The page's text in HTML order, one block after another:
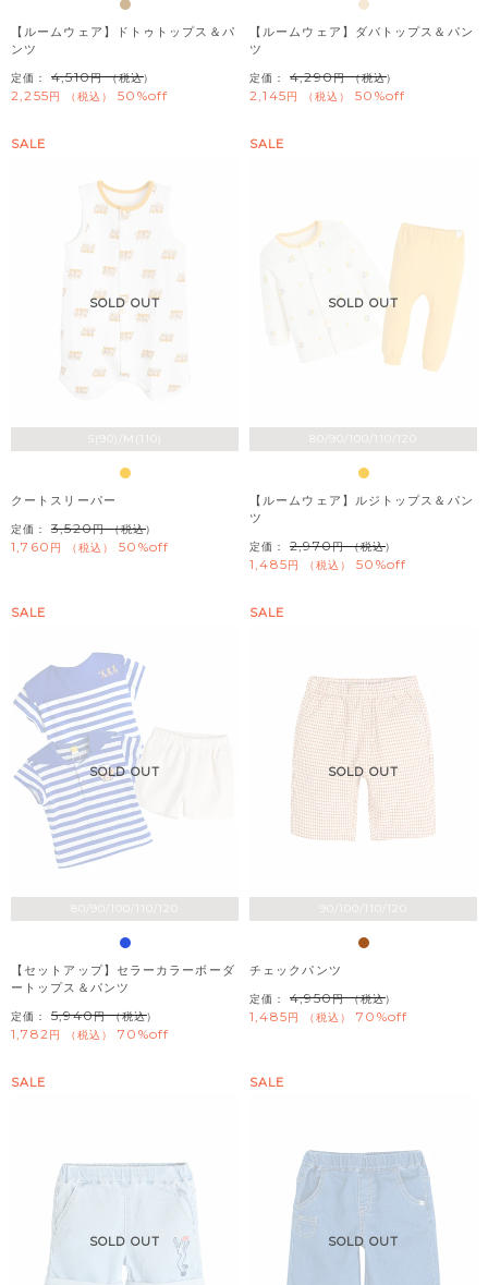
【ルームウェア】ドトゥトップス＆パ
ンツ
定価： 4,510 （税込）
2,255 税込 50%off
【ルームウェア】ダバトップス＆パン
ツ
定価： 4,290 （税込）
2,145 税込 50%off
S(90)/M(110)
SOLD OUT
SALE
クートスリーパー
定価： 3,520 （税込）
1,760 税込 50%off
80/90/100/110/120
SOLD OUT
SALE
【ルームウェア】ルジトップス＆パン
ツ
定価： 2,970 （税込）
1,485 税込 50%off
80/90/100/110/120
SOLD OUT
SALE
【セットアップ】セラーカラーボーダ
ートップス＆パンツ
定価： 5,940 （税込）
1,782 税込 70%off
SOLD OUT
SALE
チェックパンツ
定価： 4,950 （税込）
1,485 税込 70%off
SOLD OUT
SALE
SOLD OUT
SALE